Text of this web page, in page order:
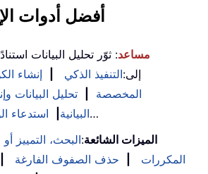
أفضل أدوات
KUTOOLS AI مساعد: ثوّر تحليل البيانات
إلى:التنفيذ الذكي إنشاء
المخصصة
تحليل البيانات
البيانية
استدعاء
…
الميزات الشائعة:البحث، التمييز
المكررات
حذف الصفوف الفارغة